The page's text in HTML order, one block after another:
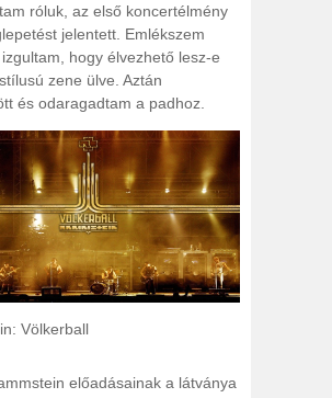
róluk, az első koncertélmény
jelentett. Emlékszem
hogy élvezhető lesz-e
zene ülve. Aztán
és odaragadtam a padhoz.
Völkerball
előadásainak a látványa